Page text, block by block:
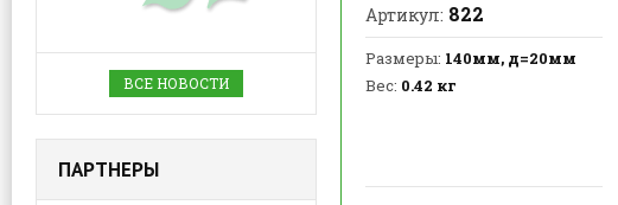
ВСЕ НОВОСТИ
ПАРТНЕРЫ
Артикул: 822
Размеры: 140мм, д=20мм
Вес: 0.42 кг